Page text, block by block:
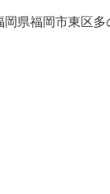
岡県福岡市東区